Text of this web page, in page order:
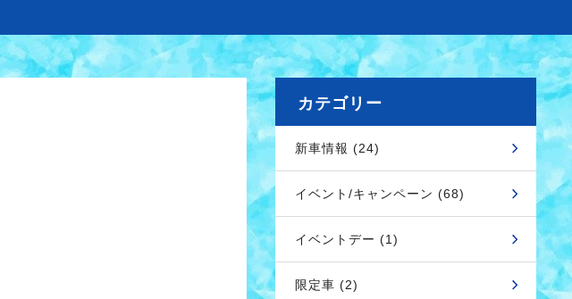
カテゴリー
新車情報 (24)
イベント/キャンペーン (68)
イベントデー (1)
限定車 (2)